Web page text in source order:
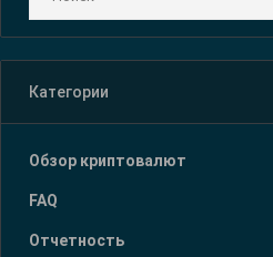
Категории
Обзор криптовалют
FAQ
Отчетность